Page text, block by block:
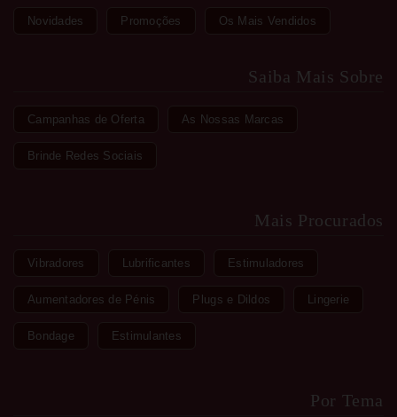
Novidades Promoções Os Mais Vendidos
Saiba Mais Sobre
Campanhas de Oferta As Nossas Marcas
Brinde Redes Sociais
Mais Procurados
Vibradores Lubrificantes Estimuladores
Aumentadores de Pénis Plugs e Dildos Lingerie
Bondage Estimulantes
Por Tema